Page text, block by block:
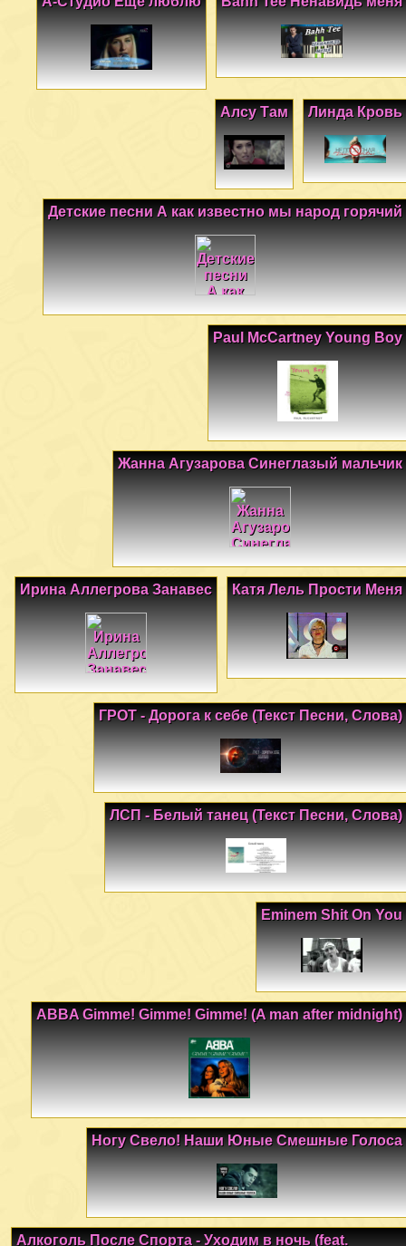
Линда Кровь
Алсу Там
Детские песни А как известно мы народ горячий
Paul McCartney Young Boy
Жанна Агузарова Синеглазый мальчик
Катя Лель Прости Меня
Ирина Аллегрова Занавес
ГРОТ - Дорога к себе (Текст Песни, Слова)
ЛСП - Белый танец (Текст Песни, Слова)
Eminem Shit On You
ABBA Gimme! Gimme! Gimme! (A man after midnight)
Ногу Свело! Наши Юные Смешные Голоса
Алкоголь После Спорта - Уходим в ночь (feat.